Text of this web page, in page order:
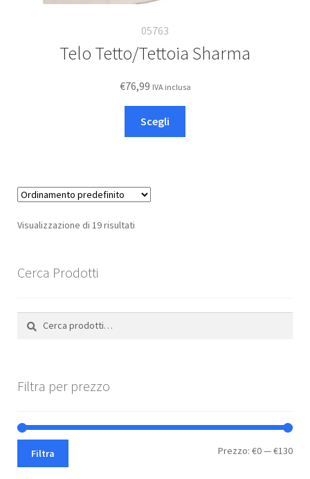
05763
Telo Tetto/Tettoia Sharma
€76,99 IVA inclusa
Scegli
Visualizzazione di 19 risultati
Cerca Prodotti
Cerca:
Cerca
Filtra per prezzo
Filtra Prezzo: €0—€130